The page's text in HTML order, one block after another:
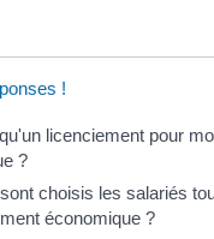
!
licenciement pour
?
choisis les salariés
économique ?